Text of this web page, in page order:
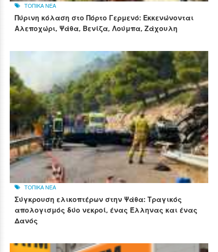
ΤΟΠΙΚΑ ΝΕΑ
Πύρινη κόλαση στο Πόρτο Γερμενό: Εκκενώνονται
Αλεποχώρι, Ψάθα, Βενίζα, Λούμπα, Ζάχουλη
ΤΟΠΙΚΑ ΝΕΑ
Σύγκρουση ελικοπτέρων στην Ψάθα: Τραγικός
απολογισμός δύο νεκροί, ένας Έλληνας και ένας
Δανός